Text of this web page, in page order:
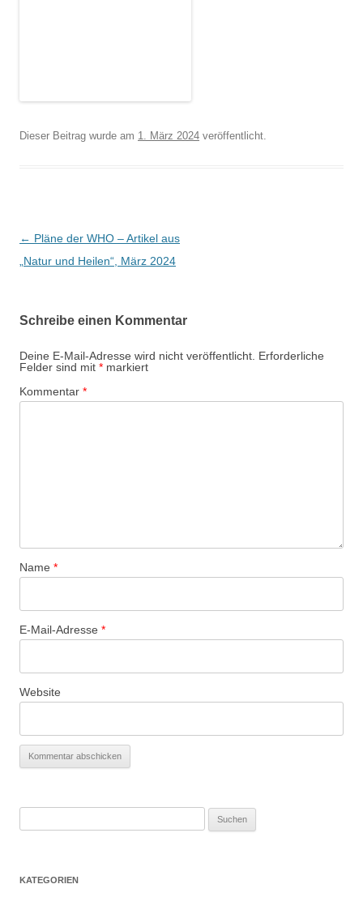
Dieser Beitrag wurde am 1. März 2024 veröffentlicht.
Beitragsnavigation
← Pläne der WHO – Artikel aus
„Natur und Heilen“, März 2024
Schreibe einen Kommentar
Deine E-Mail-Adresse wird nicht veröffentlicht. Erforderliche
Felder sind mit * markiert
Kommentar *
Name *
E-Mail-Adresse *
Website
KATEGORIEN